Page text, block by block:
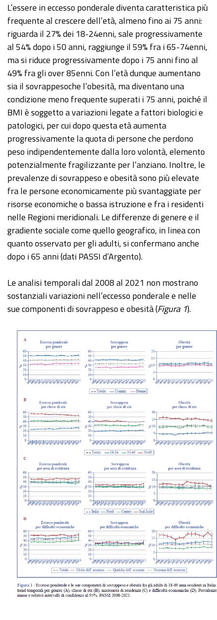
L’essere in eccesso ponderale diventa caratteristica più
frequente al crescere dell’età, almeno fino ai 75 anni:
riguarda il 27% dei 18-24enni, sale progressivamente
al 54% dopo i 50 anni, raggiunge il 59% fra i 65-74enni,
ma si riduce progressivamente dopo i 75 anni fino al
49% fra gli over 85enni. Con l’età dunque aumentano
sia il sovrappesoche l’obesità, ma diventano una
condizione meno frequente superati i 75 anni, poiché il
BMI è soggetto a variazioni legate a fattori biologici e
patologici, per cui dopo questa età aumenta
progressivamente la quota di persone che perdono
peso indipendentemente dalla loro volontà, elemento
potenzialmente fragilizzante per l’anziano. Inoltre, le
prevalenze di sovrappeso e obesità sono più elevate
fra le persone economicamente più svantaggiate per
risorse economiche o bassa istruzione e fra i residenti
nelle Regioni meridionali. Le differenze di genere e il
gradiente sociale come quello geografico, in linea con
quanto osservato per gli adulti, si confermano anche
dopo i 65 anni (dati PASSI d’Argento).
Le analisi temporali dal 2008 al 2021 non mostrano
sostanziali variazioni nell’eccesso ponderale e nelle
sue componenti di sovrappeso e obesità (Figura 1).